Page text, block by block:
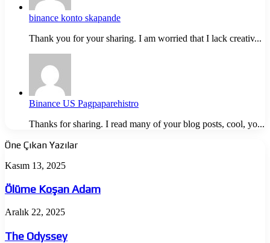
binance konto skapande
Thank you for your sharing. I am worried that I lack creativ...
Binance US Pagpaparehistro
Thanks for sharing. I read many of your blog posts, cool, yo...
Öne Çıkan Yazılar
Ölüme
Adam
Kasım 13, 2025
Ölüme Koşan Adam
The
Aralık 22, 2025
The Odyssey